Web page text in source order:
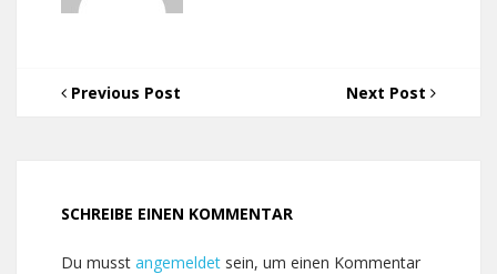
Previous Post Next Post
SCHREIBE EINEN KOMMENTAR
Du musst angemeldet sein, um einen Kommentar